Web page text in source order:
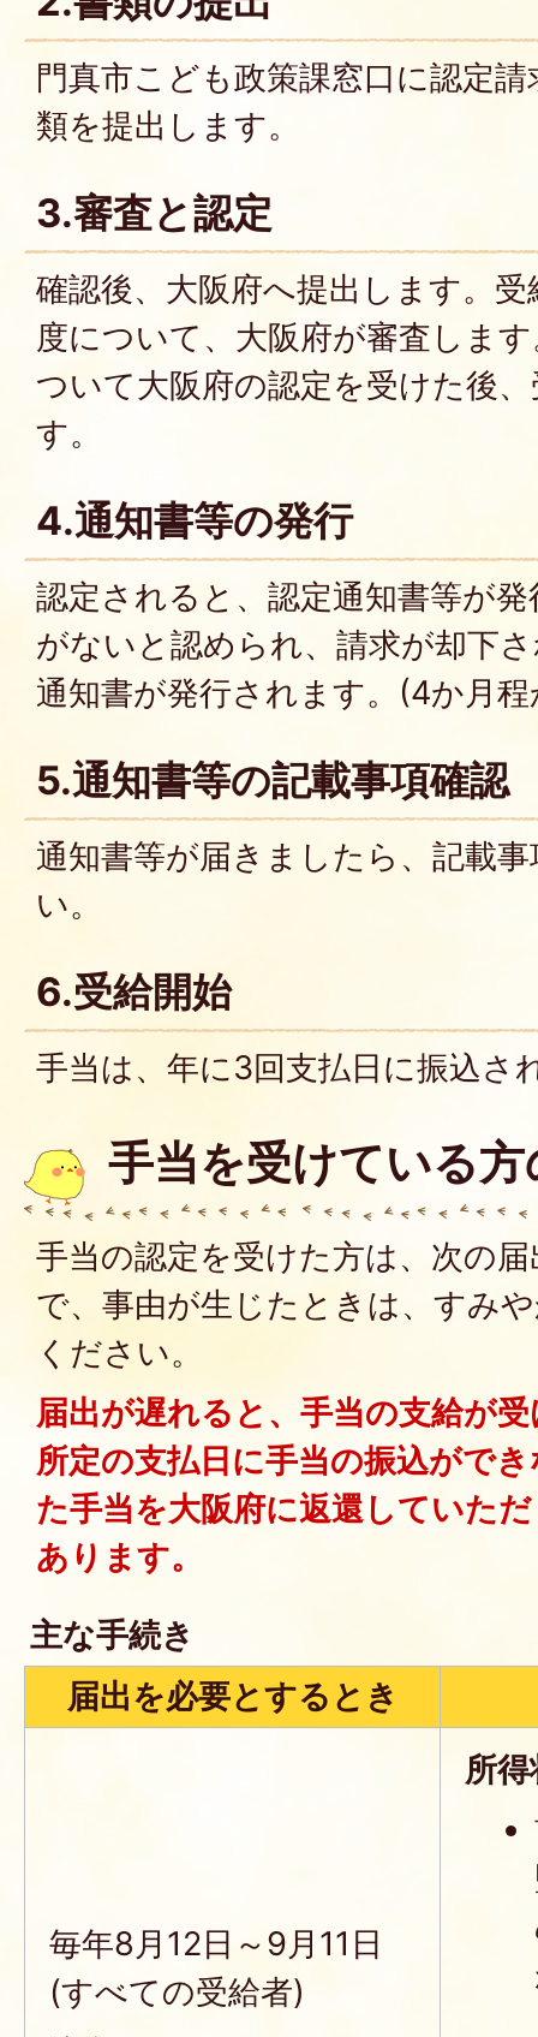
門真市こども政策課窓口に認定
類を提出します。
3.審査と認定
確認後、大阪府へ提出します。
度について、大阪府が審査しま
ついて大阪府の認定を受けた後
す。
4.通知書等の発行
認定されると、認定通知書等が
がないと認められ、請求が却下
通知書が発行されます。(4か月
5.通知書等の記載事項確認
通知書等が届きましたら、記載
い。
6.受給開始
手当は、年に3回支払日に振込さ
手当を受けている
手当の認定を受けた方は、次の
で、事由が生じたときは、すみ
ください。
届出が遅れると、手当の支給が
所定の支払日に手当の振込がで
た手当を大阪府に返還していた
あります。
主な手続き
届出を必要とするとき
毎年8月12日～9月11日
(すべての受給者)
所